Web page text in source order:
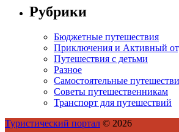
Рубрики
Бюджетные путешествия
Приключения и Активный
Путешествия с детьми
Разное
Самостоятельные
Советы путешественникам
Транспорт для путешествий
Туристический портал © 2026